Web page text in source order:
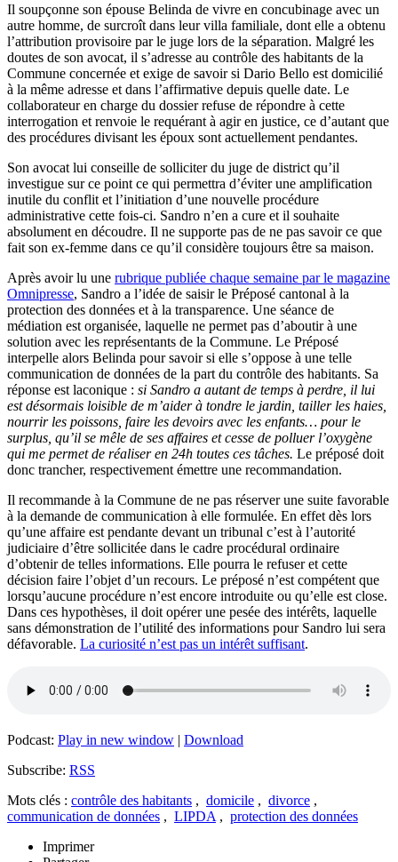
Il soupçonne son épouse Belinda de vivre en concubinage avec un
autre homme, de surcroît dans leur villa familiale, dont elle a obtenu
l’attribution provisoire par le juge lors de la séparation. Malgré les
doutes de son avocat, il s’adresse au contrôle des habitants de la
Commune concernée et exige de savoir si Dario Bello est domicilié
à la même adresse et dans l’affirmative depuis quelle date. Le
collaborateur en charge du dossier refuse de répondre à cette
interrogation et renvoie le requérant à agir en justice, ce d’autant que
des procédures divisant les époux sont actuellement pendantes.
Son avocat lui conseille de solliciter du juge de district qu’il
investigue sur ce point ce qui permettra d’éviter une amplification
inutile du conflit et l’initiation d’une nouvelle procédure
administrative cette fois-ci. Sandro n’en a cure et il souhaite
absolument en découdre. Il ne supporte pas de ne pas savoir ce que
fait son ex-femme dans ce qu’il considère toujours être sa maison.
Après avoir lu une rubrique publiée chaque semaine par le magazine
Omnipresse, Sandro a l’idée de saisir le Préposé cantonal à la
protection des données et à la transparence. Une séance de
médiation est organisée, laquelle ne permet pas d’aboutir à une
solution avec les représentants de la Commune. Le Préposé
interpelle alors Belinda pour savoir si elle s’oppose à une telle
communication de données de la part du contrôle des habitants. Sa
réponse est laconique : si Sandro a autant de temps à perdre, il lui
est désormais loisible de m’aider à tondre le jardin, tailler les haies,
nourrir les poissons, faire les devoirs avec les enfants… pour le
surplus, qu’il se mêle de ses affaires et cesse de polluer l’oxygène
qui me permet de réaliser en 24h toutes ces tâches. Le préposé doit
donc trancher, respectivement émettre une recommandation.
Il recommande à la Commune de ne pas réserver une suite favorable
à la demande de communication à elle formulée. En effet dès lors
qu’une affaire est pendante devant un tribunal c’est à l’autorité
judiciaire d’être sollicitée dans le cadre procédural ordinaire
d’obtenir de telles informations. Elle pourra le refuser et cette
décision faire l’objet d’un recours. Le préposé n’est compétent que
lorsqu’aucune procédure n’est encore introduite ou qu’elle est close.
Dans ces hypothèses, il doit opérer une pesée des intérêts, laquelle
sans démonstration de l’utilité des informations pour Sandro lui sera
défavorable. La curiosité n’est pas un intérêt suffisant.
Podcast: Play in new window | Download
Subscribe: RSS
Mots clés : contrôle des habitants , domicile , divorce ,
communication de données , LIPDA , protection des données
Imprimer